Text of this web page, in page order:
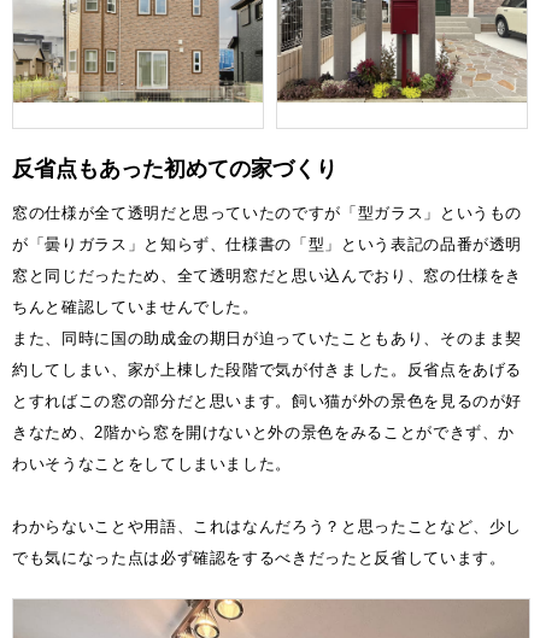
反省点もあった初めての家づくり
窓の仕様が全て透明だと思っていたのですが「型ガラス」というもの
が「曇りガラス」と知らず、仕様書の「型」という表記の品番が透明
窓と同じだったため、全て透明窓だと思い込んでおり、窓の仕様をき
ちんと確認していませんでした。
また、同時に国の助成金の期日が迫っていたこともあり、そのまま契
約してしまい、家が上棟した段階で気が付きました。反省点をあげる
とすればこの窓の部分だと思います。飼い猫が外の景色を見るのが好
きなため、2階から窓を開けないと外の景色をみることができず、か
わいそうなことをしてしまいました。
わからないことや用語、これはなんだろう？と思ったことなど、少し
でも気になった点は必ず確認をするべきだったと反省しています。